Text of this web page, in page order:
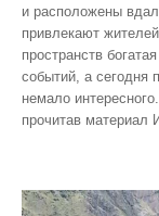
и расположены
привлекают
пространств
событий, а сегодня
немало
прочитав